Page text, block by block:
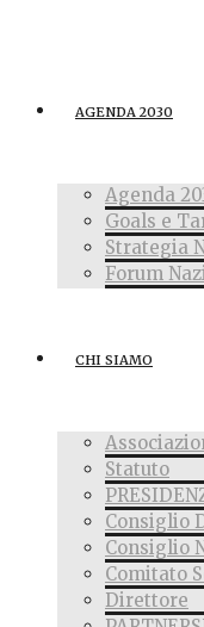
AGENDA 2030
Agenda
Goals e
Strategia
Forum
CHI SIAMO
Statuto
Consiglio
Consiglio
Comitato
Direttore